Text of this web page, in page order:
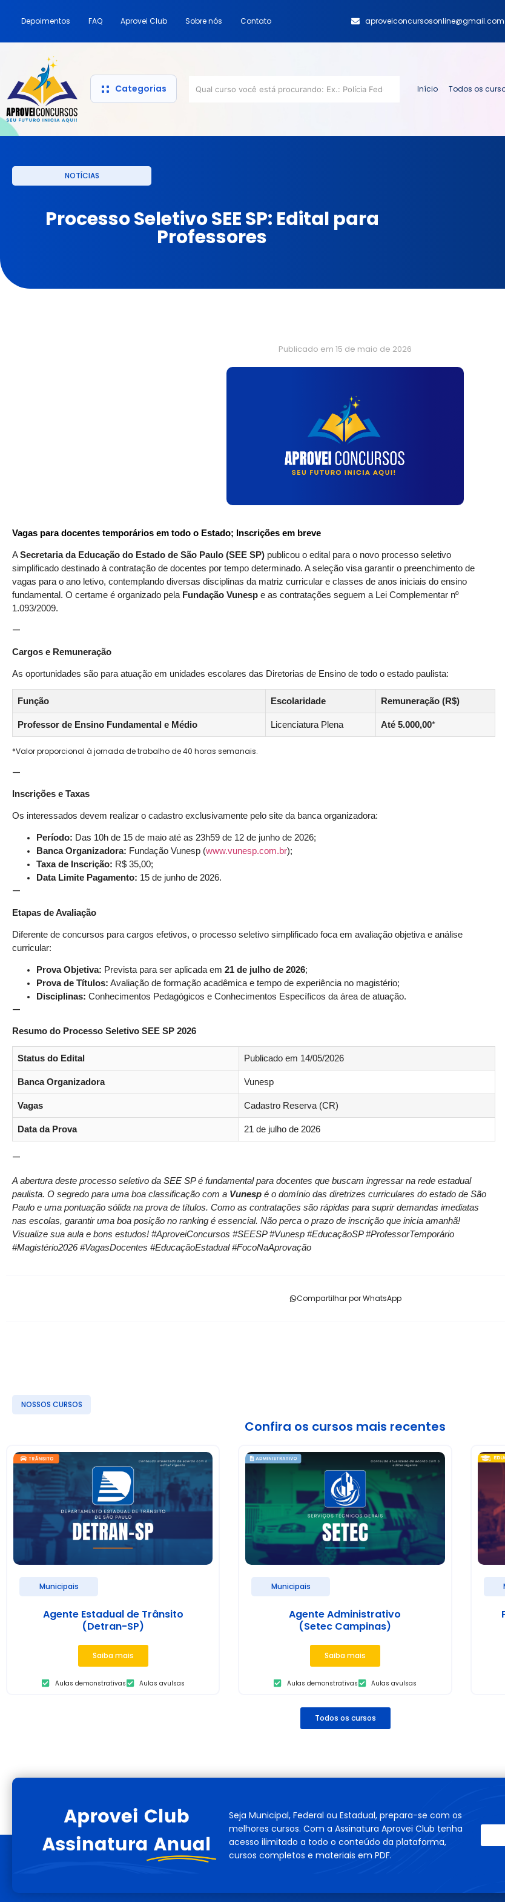
Depoimentos FAQ Aprovei Club Sobre nós Contato aproveiconcursosonline@gmail.com
Categorias Início Todos os
NOTÍCIAS
Processo Seletivo SEE SP: Edital para
Professores
Publicado em 15 de maio de 2026
Vagas para docentes temporários em todo o Estado; Inscrições em breve
ASecretaria da Educação do Estado de São Paulo (SEE SP) publicou o edital para o novo processo seletivo
simplificado destinado à contratação de docentes por tempo determinado. A seleção visa garantir o preenchimento de
vagas para o ano letivo, contemplando diversas disciplinas da matriz curricular e classes de anos iniciais do ensino
fundamental. O certame é organizado pela Fundação Vunesp e as contratações seguem a Lei Complementar nº
1.093/2009.
—
Cargos e Remuneração
As oportunidades são para atuação em unidades escolares das Diretorias de Ensino de todo o estado paulista:
Função Escolaridade Remuneração (R$)
Professor de Ensino Fundamental e Médio Licenciatura Plena Até 5.000,00*
*Valor proporcional à jornada de trabalho de 40 horas semanais.
—
Inscrições e Taxas
Os interessados devem realizar o cadastro exclusivamente pelo site da banca organizadora:
Período: Das 10h de 15 de maio até as 23h59 de 12 de junho de 2026;
Banca Organizadora: Fundação Vunesp (www.vunesp.com.br);
Taxa de Inscrição: R$ 35,00;
Data Limite Pagamento: 15 de junho de 2026.
—
Etapas de Avaliação
Diferente de concursos para cargos efetivos, o processo seletivo simplificado foca em avaliação objetiva e análise
curricular:
Prova Objetiva: Prevista para ser aplicada em 21 de julho de 2026;
Prova de Títulos: Avaliação de formação acadêmica e tempo de experiência no magistério;
Disciplinas: Conhecimentos Pedagógicos e Conhecimentos Específicos da área de atuação.
—
Resumo do Processo Seletivo SEE SP 2026
Status do Edital Publicado em 14/05/2026
Banca Organizadora Vunesp
Vagas Cadastro Reserva (CR)
Data da Prova 21 de julho de 2026
—
A abertura deste processo seletivo da SEE SP é fundamental para docentes que buscam ingressar na rede estadual
paulista. O segredo para uma boa classificação com a Vunesp é o domínio das diretrizes curriculares do estado de São
Paulo e uma pontuação sólida na prova de títulos. Como as contratações são rápidas para suprir demandas imediatas
nas escolas, garantir uma boa posição no ranking é essencial. Não perca o prazo de inscrição que inicia amanhã!
Visualize sua aula e bons estudos! #AproveiConcursos #SEESP #Vunesp #EducaçãoSP #ProfessorTemporário
#Magistério2026 #VagasDocentes #EducaçãoEstadual #FocoNaAprovação
Compartilhar por WhatsApp
NOSSOS CURSOS
Confira os cursos mais recentes
Municipais
Agente Estadual de Trânsito
(Detran-SP)
Saiba mais
Aulas demonstrativas Aulas avulsas
Municipais
Agente Administrativo
(Setec Campinas)
Saiba mais
Aulas demonstrativas Aulas avulsas
Todos os cursos
Seja Municipal, Federal ou Estadual, prepara-se com os
melhores cursos. Com a Assinatura Aprovei Club tenha
acesso ilimitado a todo o conteúdo da plataforma,
cursos completos e materiais em PDF.